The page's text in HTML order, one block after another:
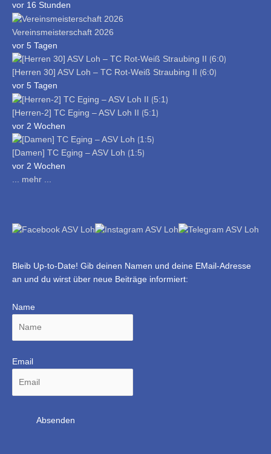
vor 16 Stunden
Vereinsmeisterschaft 2026
vor 5 Tagen
[Herren 30] ASV Loh – TC Rot-Weiß Straubing II ⟮6:0⟯
vor 5 Tagen
[Herren-2] TC Eging – ASV Loh II ⟮5:1⟯
vor 2 Wochen
[Damen] TC Eging – ASV Loh ⟮1:5⟯
vor 2 Wochen
... mehr ...
Bleib Up-to-Date! Gib deinen Namen und deine EMail-Adresse
an und du wirst über neue Beiträge informiert:
Name
Email